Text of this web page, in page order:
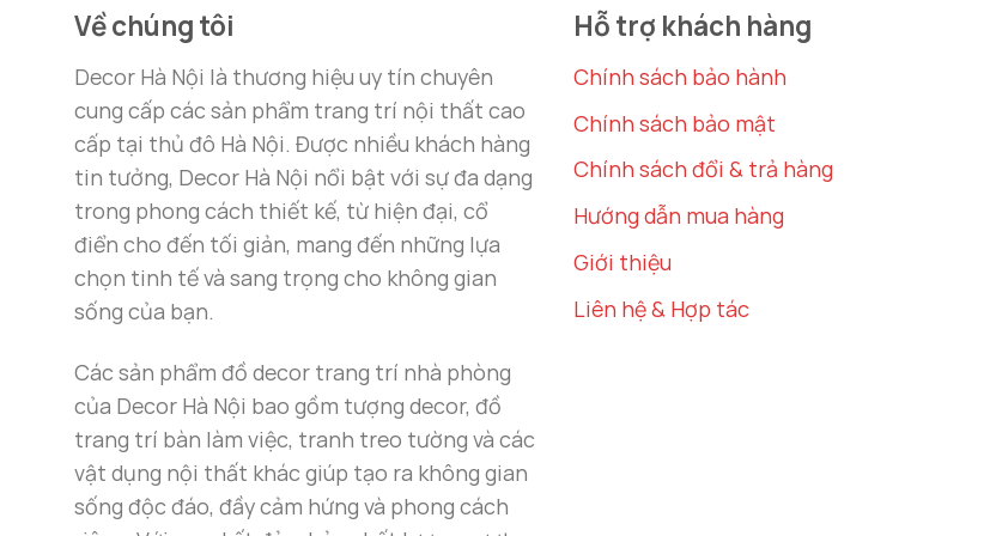
không gian, mang lại sự thoải mái và thư giãn cho gia chủ.
Về chúng tôi
Decor Hà Nội là thương hiệu uy tín chuyên
cung cấp các sản phẩm trang trí nội thất cao
cấp tại thủ đô Hà Nội. Được nhiều khách hàng
tin tưởng, Decor Hà Nội nổi bật với sự đa dạng
trong phong cách thiết kế, từ hiện đại, cổ
điển cho đến tối giản, mang đến những lựa
chọn tinh tế và sang trọng cho không gian
sống của bạn.
Các sản phẩm đồ decor trang trí nhà phòng
của Decor Hà Nội bao gồm tượng decor, đồ
trang trí bàn làm việc, tranh treo tường và các
vật dụng nội thất khác giúp tạo ra không gian
sống độc đáo, đầy cảm hứng và phong cách
Hỗ trợ khách hàng
Chính sách bảo hành
Chính sách bảo mật
Chính sách đổi & trả hàng
Hướng dẫn mua hàng
Giới thiệu
Liên hệ & Hợp tác